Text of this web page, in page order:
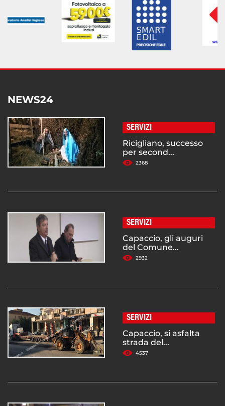
NEWS24
SERVIZI
Ricigliano, successo
per second...
2368
SERVIZI
Capaccio, gli auguri
del Comune...
2932
SERVIZI
Capaccio, si asfalta
strada del...
4537